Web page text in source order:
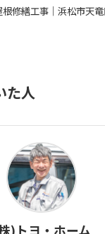
修繕工事｜浜松市天
た人
)トヨ・ホーム